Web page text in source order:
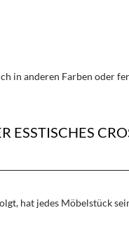
in anderen Farben oder
ESSTISCHES
hat jedes Möbelstück